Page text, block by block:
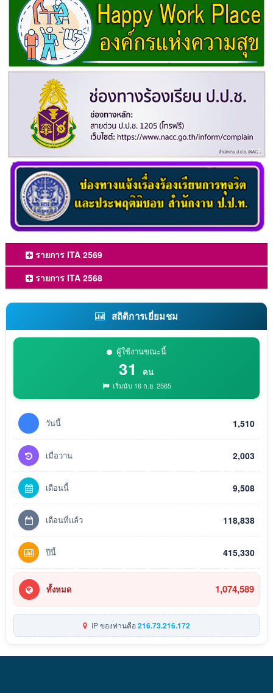
รายการ ITA 2569
รายการ ITA 2568
สถิติการเยี่ยมชม
ผู้ใช้งานขณะนี้
31 คน
เริ่มนับ 16 ก.ย. 2565
วันนี้ 1,510
เมื่อวาน 2,003
เดือนนี้ 9,508
เดือนที่แล้ว 118,838
ปีนี้ 415,330
ทั้งหมด 1,074,589
IP ของท่านคือ216.73.216.172